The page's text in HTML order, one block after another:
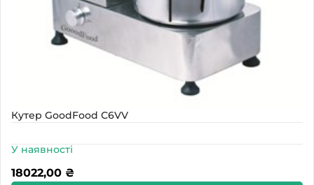
Кутер GoodFood C6VV
У наявності
18022,00 ₴